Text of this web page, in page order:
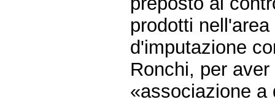
prodotti
d'imputazione
Ronchi, per
«associazione a